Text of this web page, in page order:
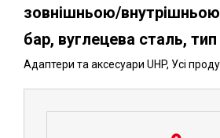
зовнішньою/
бар, вуглецева сталь, тип
Адаптери та аксесуари UHP, Усі